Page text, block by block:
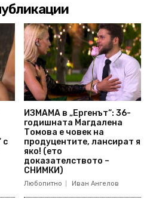
с
ИЗМАМА в „Ергенът“: 36-
годишната Магдалена
Томова е човек на
продуцентите, лансират я
яко! (ето
доказателството –
СНИМКИ)
Любопитно Иван Ангелов